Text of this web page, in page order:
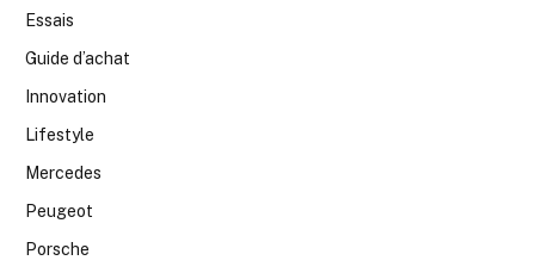
Essais
Guide d’achat
Innovation
Lifestyle
Mercedes
Peugeot
Porsche